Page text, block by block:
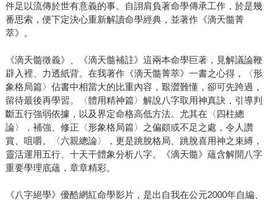
件足以流傳於世有意義的事。自詡肩負著命學傳承工作，於是幾
番思索，便下定決心重新解讀命學經典，並著作《滴天髓菁
萃》。
《滴天髓徵義》、《滴天髓補註》這兩本命學巨著，見解議論鞭
辟入裡、力透紙背。在我著作《滴天髓菁萃》一書之心得，〈形
象格局篇〉佔書中相當大的比重內容，艱澀難懂，卻可先跨過，
留待最後再學習。〈體用精神篇〉解說八字取用神真訣，引導判
斷五行強弱依據，以及界定命格高低方法。尤其在〈四柱總
論〉，補強、修正〈形象格局篇〉之偏頗或不足之處，令人讚
賞、咀嚼。〈六親總論〉，更是跳脫格局、跳脫喜用神之束縛，
靈活運用五行、十天干體象分析八字。《滴天髓》蘊含解開八字
重要學理底蘊，章章精彩。
《八字絕學》優酷網紅命學影片，是出自我在公元2000年自編、